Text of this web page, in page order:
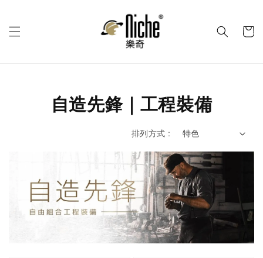
自造先鋒｜工程裝備
排列方式 :